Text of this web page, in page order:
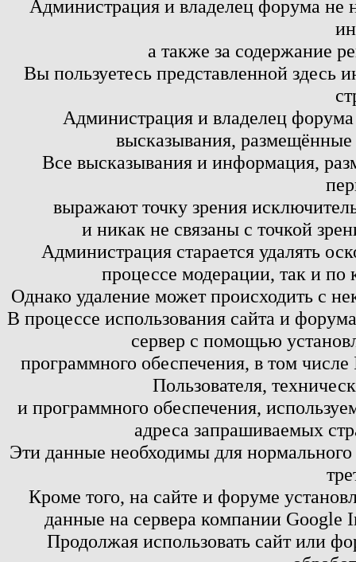
Администрация и владелец форума не
а также за содержание
Вы пользуетесь представленной здесь
Администрация и владелец
высказывания,
Все высказывания и информация,
выражают точку зрения
и никак не связаны с точкой
Администрация старается удалять
процессе модерации, так и по
Однако удаление может происходить с
В процессе использования сайта и
сервер с помощью
программного обеспечения, в том
Пользователя,
и программного обеспечения,
адреса запрашиваемых
Эти данные необходимы для
Кроме того, на сайте и форуме
данные на сервера компании
Продолжая использовать сайт или